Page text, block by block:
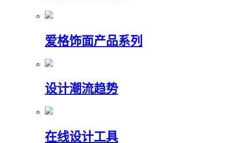
爱格饰面产品系列
设计潮流趋势
在线设计工具